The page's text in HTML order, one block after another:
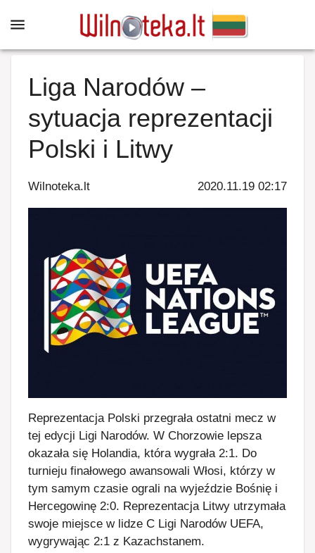
Liga Narodów –
sytuacja reprezentacji
Polski i Litwy
Wilnoteka.lt 2020.11.19 02:17
Reprezentacja Polski przegrała ostatni mecz w
tej edycji Ligi Narodów. W Chorzowie lepsza
okazała się Holandia, która wygrała 2:1. Do
turnieju finałowego awansowali Włosi, którzy w
tym samym czasie ograli na wyjeździe Bośnię i
Hercegowinę 2:0. Reprezentacja Litwy utrzymała
swoje miejsce w lidze C Ligi Narodów UEFA,
wygrywając 2:1 z Kazachstanem.